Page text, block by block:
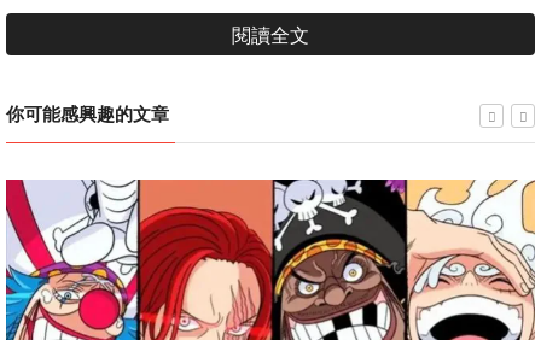
閱讀全文
你可能感興趣的文章